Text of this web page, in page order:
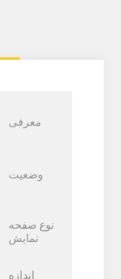
معرفی
وضعیت
نوع صفحه
نمایش
اندازه